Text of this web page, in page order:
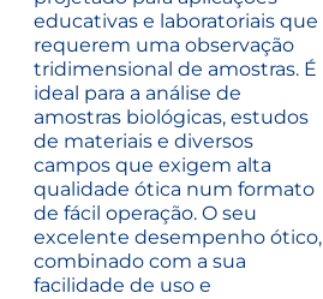
educativas e laboratoriais que
requerem uma observação
tridimensional de amostras. É
ideal para a análise de
amostras biológicas, estudos
de materiais e diversos
campos que exigem alta
qualidade ótica num formato
de fácil operação. O seu
excelente desempenho ótico,
combinado com a sua
facilidade de uso e